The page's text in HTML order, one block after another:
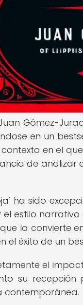
Gómez-
en un
en el
de analizar
ha sido
el estilo
la convierte
el éxito de un
el
su
contemporánea.